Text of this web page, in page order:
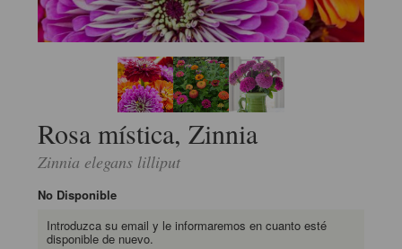
Rosa mística, Zinnia
Zinnia elegans lilliput
No Disponible
Introduzca su email y le informaremos en cuanto esté
disponible de nuevo.